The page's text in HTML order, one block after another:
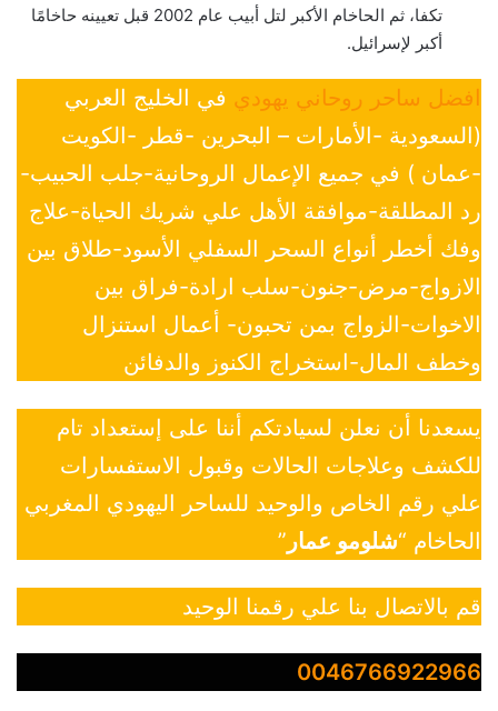
تكفا، ثم الحاخام الأكبر لتل أبيب عام 2002 قبل تعيينه حاخامًا
أكبر لإسرائيل.
افضل ساحر روحاني يهودي في الخليج العربي
(السعودية -الأمارات – البحرين -قطر -الكويت
-عمان ) في جميع الإعمال الروحانية-جلب الحبيب-
رد المطلقة-موافقة الأهل علي شريك الحياة-علاج
وفك أخطر أنواع السحر السفلي الأسود-طلاق بين
الازواج-مرض-جنون-سلب ارادة-فراق بين
الاخوات-الزواج بمن تحبون- أعمال استنزال
وخطف المال-استخراج الكنوز والدفائن
يسعدنا أن نعلن لسيادتكم أننا على إستعداد تام
للكشف وعلاجات الحالات وقبول الاستفسارات
علي رقم الخاص والوحيد للساحر اليهودي المغربي
الحاخام “شلومو عمار ”
قم بالاتصال بنا علي رقمنا الوحيد
0046766922966